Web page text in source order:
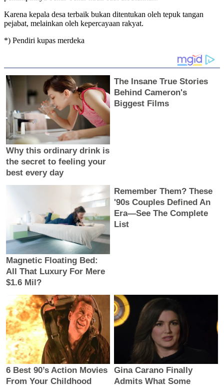
Karena kepala desa terbaik bukan ditentukan oleh tepuk tangan
pejabat, melainkan oleh kepercayaan rakyat.
*) Pendiri kupas merdeka